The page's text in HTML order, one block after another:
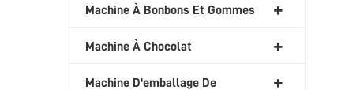
Machine À Bonbons Et Gommes
Machine À Chocolat
Machine D'emballage De